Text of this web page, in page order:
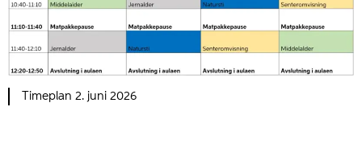
Timeplan 2. juni 2026